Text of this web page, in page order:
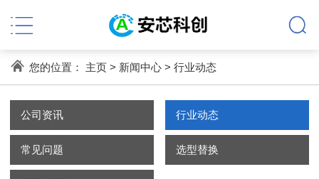
您的位置： 主页> 新闻中心> 行业动态
公司资讯 行业动态
常见问题 选型替换